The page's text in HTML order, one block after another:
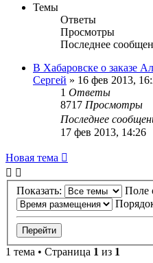
Темы
Ответы
Просмотры
Последнее
В Хабаровске о заказе
Сергей » 16 фев 2013,
1 Ответы
8717 Просмотры
Последнее
17 фев 2013, 14:26
Новая тема
Показать:
Поле
1 тема • Страница 1 из 1